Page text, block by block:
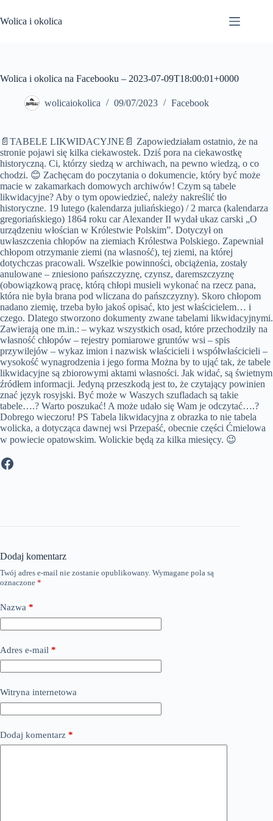
do
treści
Wolica i okolica
Wolica i okolica na Facebooku – 2023-07-09T18:00:01+0000
wolicaiokolica 09/07/2023 Facebook
📄TABELE LIKWIDACYJNE📄 Zapowiedziałam ostatnio, że na
stronie pojawi się kilka ciekawostek. Dziś pora na ciekawostkę
historyczną. Ci, którzy siedzą w archiwach, na pewno wiedzą, o co
chodzi. 😊 Zachęcam do poczytania o dokumencie, który być może
macie w zakamarkach domowych archiwów! Czym są tabele
likwidacyjne? Aby o tym opowiedzieć, należy nakreślić tło
historyczne. 19 lutego (kalendarza juliańskiego) / 2 marca (kalendarza
gregoriańskiego) 1864 roku car Alexander II wydał ukaz carski „O
urządzeniu włościan w Królestwie Polskim”. Dotyczył on
uwłaszczenia chłopów na ziemiach Królestwa Polskiego. Zapewniał
chłopom otrzymanie ziemi (na własność), tej ziemi, na której
dotychczas pracowali. Wszelkie powinności, obciążenia, zostały
anulowane – zniesiono pańszczyznę, czynsz, daremszczyznę
(obowiązkową pracę, którą chłopi musieli wykonać na rzecz pana,
która nie była brana pod wliczana do pańszczyzny). Skoro chłopom
nadano ziemię, trzeba było jakoś opisać, kto jest właścicielem… i
czego. Dlatego stworzono dokumenty zwane tabelami likwidacyjnymi.
Zawierają one m.in.: – wykaz wszystkich osad, które przechodziły na
własność chłopów – rejestry pomiarowe gruntów wsi – spis
przywilejów – wykaz imion i nazwisk właścicieli i współwłaścicieli –
wysokość wynagrodzenia i jego forma Można by to ująć tak, że tabele
likwidacyjne są zbiorowymi aktami własności. Jak widać, są świetnym
źródłem informacji. Jedyną przeszkodą jest to, że czytający powinien
znać język rosyjski. Być może w Waszych szufladach są takie
tabele….? Warto poszukać! A może udało się Wam je odczytać….?
Dobrego wieczoru! PS Tabela likwidacyjna z obrazka to nie tabela
wolicka, a dotycząca dawnej wsi Przepaść, obecnie części Ćmielowa
w powiecie opatowskim. Wolickie będą za kilka miesięcy. 😉
Facebook
Dodaj komentarz
Twój adres e-mail nie zostanie opublikowany. Wymagane pola są
oznaczone *
Nazwa *
Adres e-mail *
Witryna internetowa
Dodaj komentarz *